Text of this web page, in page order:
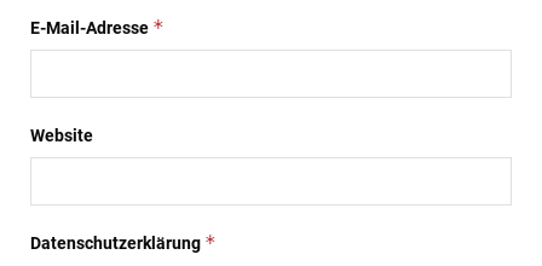
E-Mail-Adresse *
Website
Datenschutzerklärung *